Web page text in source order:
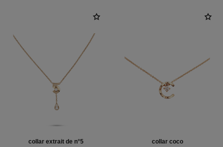
collar extrait de n°5 collar coco